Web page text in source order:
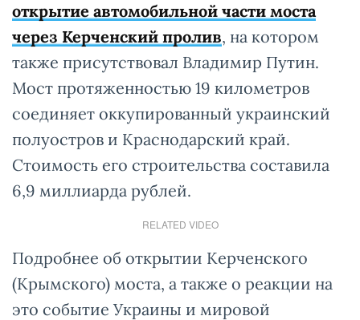
открытие автомобильной части моста
через Керченский пролив, на котором
также присутствовал Владимир Путин.
Мост протяженностью 19 километров
соединяет оккупированный украинский
полуостров и Краснодарский край.
Стоимость его строительства составила
6,9 миллиарда рублей.
RELATED VIDEO
Подробнее об открытии Керченского
(Крымского) моста, а также о реакции на
это событие Украины и мировой